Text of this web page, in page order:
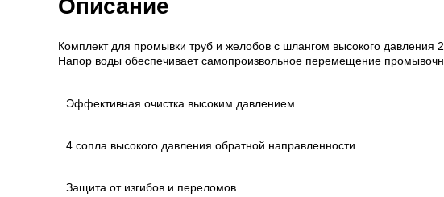
Описание
Комплект для промывки труб и желобов с шлангом высокого давления
Напор воды обеспечивает самопроизвольное перемещение
Эффективная очистка высоким давлением
4 сопла высокого давления обратной направленности
Защита от изгибов и переломов